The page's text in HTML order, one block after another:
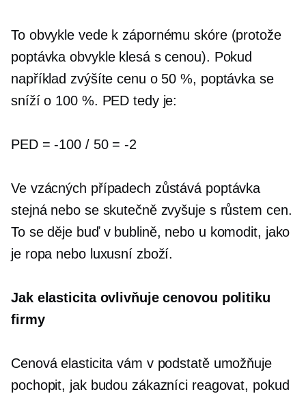
To obvykle vede k zápornému skóre (protože
poptávka obvykle klesá s cenou). Pokud
například zvýšíte cenu o 50 %, poptávka se
sníží o 100 %. PED tedy je:
PED =-100 / 50 =-2
Ve vzácných případech zůstává poptávka
stejná nebo se skutečně zvyšuje s růstem cen.
To se děje buď v bublině, nebo u komodit, jako
je ropa nebo luxusní zboží.
Jak elasticita ovlivňuje cenovou politiku
firmy
Cenová elasticita vám v podstatě umožňuje
pochopit, jak budou zákazníci reagovat, pokud